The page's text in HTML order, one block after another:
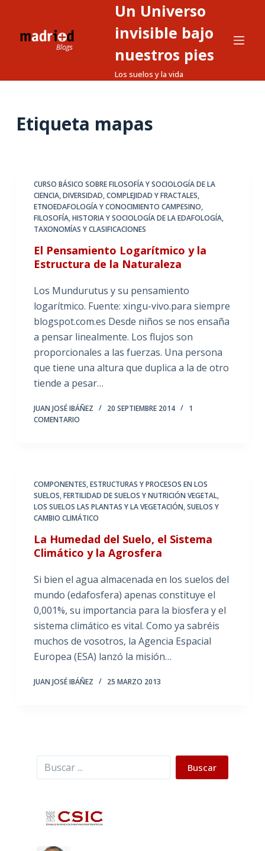
Un Universo
invisible bajo
nuestros pies
Los suelos y la vida
Etiqueta mapas
CURSO BÁSICO SOBRE FILOSOFÍA Y SOCIOLOGÍA DE LA
CIENCIA,DIVERSIDAD, COMPLEJIDAD Y FRACTALES,
ETNOEDAFOLOGÍA Y CONOCIMIENTO CAMPESINO,
FILOSOFÍA, HISTORIA Y SOCIOLOGÍA DE LA EDAFOLOGÍA,
TAXONOMÍAS Y CLASIFICACIONES
El Pensamiento Logarítmico y la
Estructura de la Naturaleza
Los Mundurutus y su pensamiento
logarítmico. Fuente: xingu-vivo.para siempre
blogspot.com.es Desde niños se nos ensaña
a pensar linealmente. Los flujos son
proporcionales a las fuerzas. Una persona
que tiene una altura que duplica a la de otro
tiende a pesar…
JUAN JOSÉ IBÁÑEZ 20 SEPTIEMBRE 2014
1
COMENTARIO
COMPONENTES, ESTRUCTURAS Y PROCESOS EN LOS
SUELOS,FERTILIDAD DE SUELOS Y NUTRICIÓN VEGETAL,
LOS SUELOS LAS PLANTAS Y LA VEGETACIÓN,SUELOS Y
CAMBIO CLIMÁTICO
La Humedad del Suelo, el Sistema
Climático y la Agrosfera
Si bien el agua almacenada en los suelos del
mundo (edafosfera) apenas constituye el
0,001%, su importancia para la biosfera y el
sistema climático es vital. Como ya sabréis
muchos de vosotros, la Agencia Espacial
Europea (ESA) lanzó la misión…
JUAN JOSÉ IBÁÑEZ 25 MARZO 2013
Buscar Buscar